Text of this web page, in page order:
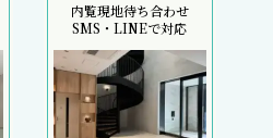
内覧現地待ち合わせ
SMS・LINEで対応